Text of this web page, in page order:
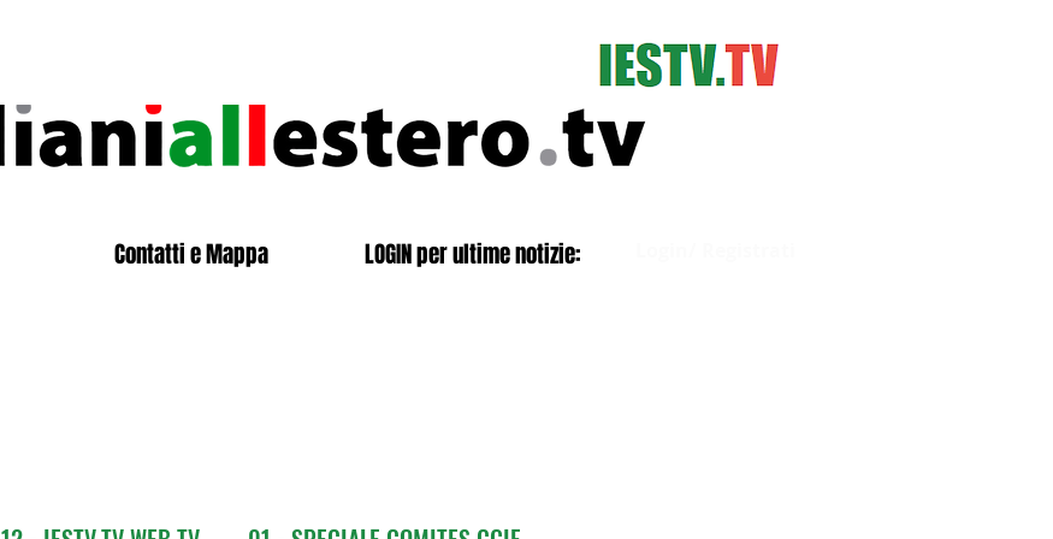
Contatti e Mappa LOGIN per ultime notizie: